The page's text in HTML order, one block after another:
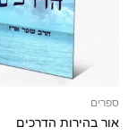
ספרים
אור בהירות הדרכים